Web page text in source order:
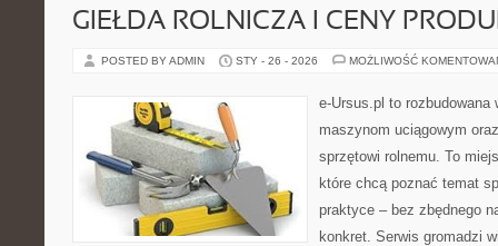
GIEŁDA ROLNICZA I CENY
POSTED BY ADMIN STY - 26 - 2026 MOŻLIWOŚĆ
e-Ursus.pl to rozbudowana
maszynom uciągowym
sprzętowi rolnemu. To
które chcą poznać temat
praktyce – bez zbędnego
konkret. Serwis gromadzi